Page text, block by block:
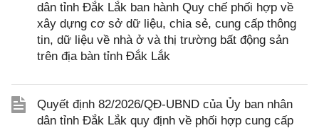
dân tỉnh Đắk Lắk ban hành Quy chế phối hợp về
xây dựng cơ sở dữ liệu, chia sẻ, cung cấp thông
tin, dữ liệu về nhà ở và thị trường bất động sản
trên địa bàn tỉnh Đắk Lắk
Quyết định 82/2026/QĐ-UBND của Ủy ban nhân
dân tỉnh Đắk Lắk quy định về phối hợp cung cấp